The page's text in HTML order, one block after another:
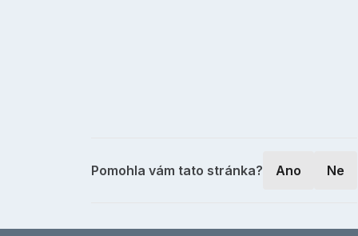
Pomohla vám tato stránka? Ano Ne